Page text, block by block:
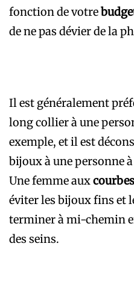
fonction de votre
de ne pas dévier de la
Il est généralement
long collier à une
exemple, et il est
bijoux à une personne
Une femme aux
éviter les bijoux fins et
terminer à mi-chemin
des seins.